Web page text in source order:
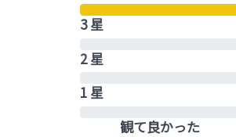
3 星
2 星
1 星
観て良かった